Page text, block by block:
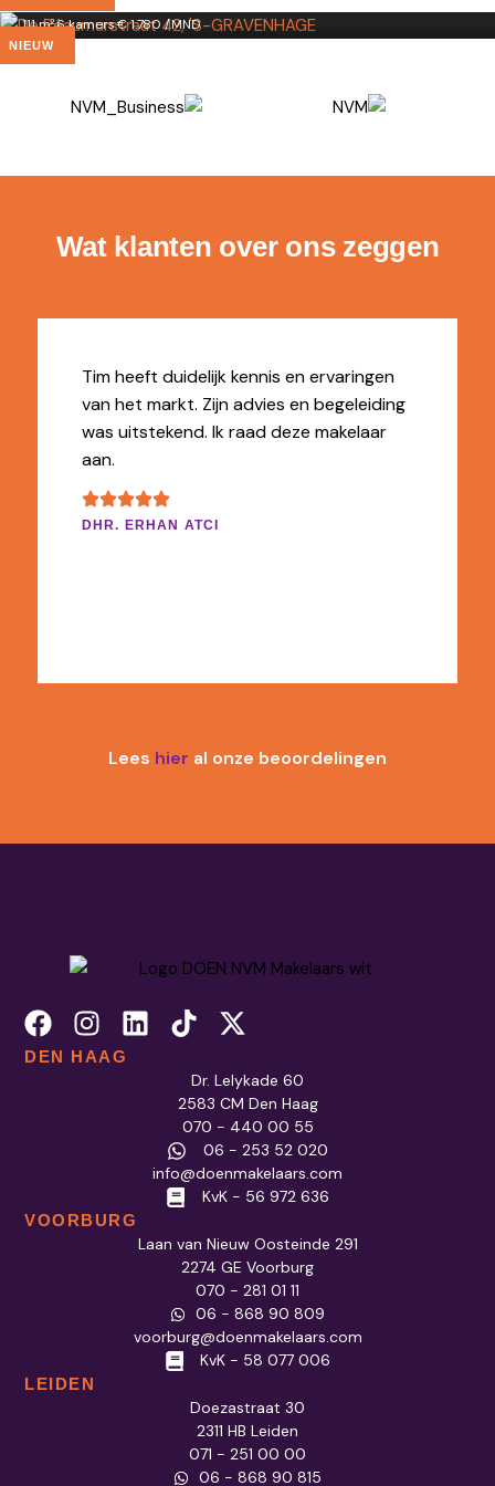
NIEUW
111 m²·6 kamers·€ 1.780 /MND
Wat klanten over ons zeggen
Tim heeft duidelijk kennis en ervaringen
van het markt. Zijn advies en begeleiding
was uitstekend. Ik raad deze makelaar
aan.
DHR. ERHAN ATCI
Lees hier al onze beoordelingen
DEN HAAG
Dr. Lelykade 60
2583 CM Den Haag
070 - 440 00 55
06 - 253 52 020
info@doenmakelaars.com
KvK - 56 972 636
VOORBURG
Laan van Nieuw Oosteinde 291
2274 GE Voorburg
070 - 281 01 11
06 - 868 90 809
voorburg@doenmakelaars.com
KvK - 58 077 006
LEIDEN
Doezastraat 30
2311 HB Leiden
071 - 251 00 00
06 - 868 90 815